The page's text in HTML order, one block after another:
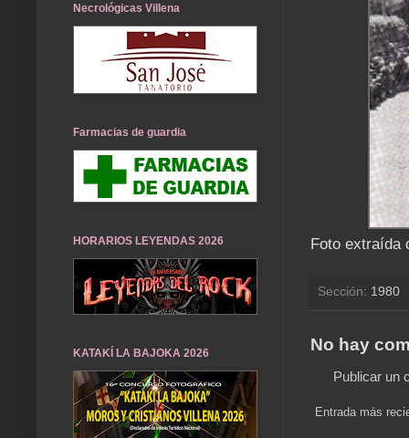
Foto extraída
Sección: 1980
No hay
Publicar un
Entrada más
Necrológicas Villena
Farmacias de guardia
HORARIOS LEYENDAS 2026
KATAKÍ LA BAJOKA 2026